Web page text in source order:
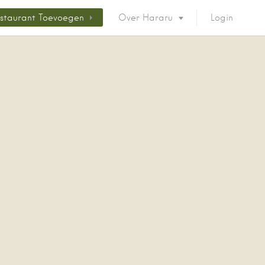
Toevoegen Over Hararu Login